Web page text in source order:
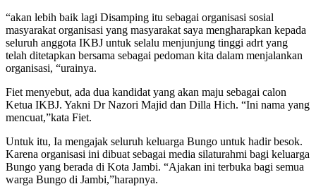
“akan lebih baik lagi Disamping itu sebagai organisasi sosial
masyarakat organisasi yang masyarakat saya mengharapkan kepada
seluruh anggota IKBJ untuk selalu menjunjung tinggi adrt yang
telah ditetapkan bersama sebagai pedoman kita dalam menjalankan
organisasi, “urainya.
Fiet menyebut, ada dua kandidat yang akan maju sebagai calon
Ketua IKBJ. Yakni Dr Nazori Majid dan Dilla Hich. “Ini nama yang
mencuat,”kata Fiet.
Untuk itu, Ia mengajak seluruh keluarga Bungo untuk hadir besok.
Karena organisasi ini dibuat sebagai media silaturahmi bagi keluarga
Bungo yang berada di Kota Jambi. “Ajakan ini terbuka bagi semua
warga Bungo di Jambi,”harapnya.